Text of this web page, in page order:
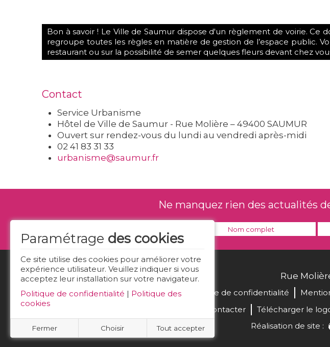
Bon à savoir ! Le Ville de Saumur dispose d'un règlement de voirie.
regroupe toutes les règles en matière de gestion de l’espace public.
restaurant ou sur la possibilité de semer quelques fleurs devant chez
Contact
Service Urbanisme
Hôtel de Ville de Saumur - Rue Molière – 49400 SAUMUR
Ouvert sur rendez-vous du lundi au vendredi après-midi
02 41 83 31 33
urbanisme@saumur.fr
Paramétrage des cookies
Ce site utilise des cookies pour améliorer votre
expérience utilisateur. Veuillez indiquer si vous
acceptez leur installation sur votre navigateur.
Politique de confidentialité | Politique des
cookies
Fermer Choisir Tout accepter
Ne manquez rien des actualités
Rue
Politique de confidentialité
Nous contacter
Télécharger le
Réalisation de site :